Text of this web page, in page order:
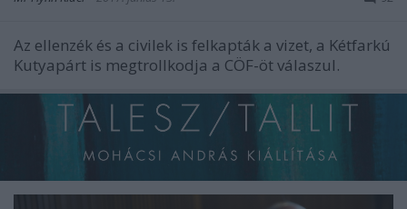
Az ellenzék és a civilek is felkapták a vizet, a Kétfarkú
Kutyapárt is megtrollkodja a CÖF-öt válaszul.